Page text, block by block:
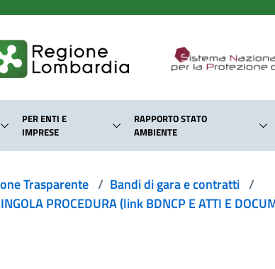
PER ENTI E
IMPRESE
RAPPORTO STATO
AMBIENTE
Trasparente / Bandi di gara e contratti /
PROCEDURA (link BDNCP E ATTI E